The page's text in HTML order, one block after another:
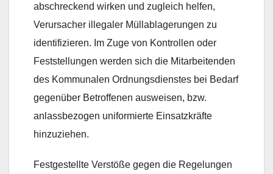
abschreckend wirken und zugleich helfen,
Verursacher illegaler Müllablagerungen zu
identifizieren. Im Zuge von Kontrollen oder
Feststellungen werden sich die Mitarbeitenden
des Kommunalen Ordnungsdienstes bei Bedarf
gegenüber Betroffenen ausweisen, bzw.
anlassbezogen uniformierte Einsatzkräfte
hinzuziehen.
Festgestellte Verstöße gegen die Regelungen